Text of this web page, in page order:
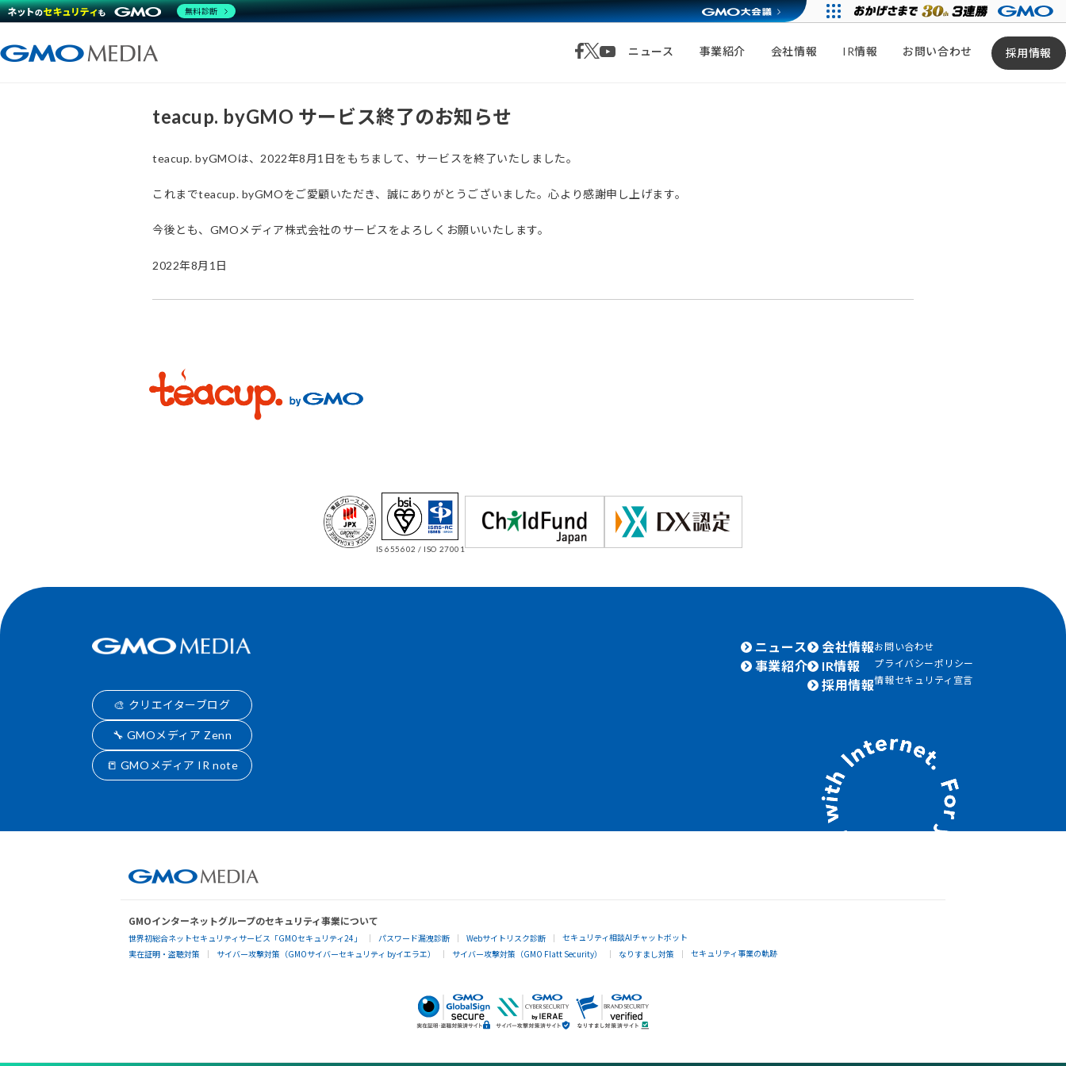
ニュース 事業紹介 会社情報 IR情報 お問い合わせ 採用情報
teacup. byGMO サービス終了のお知らせ
teacup. byGMOは、2022年8月1日をもちまして、サービスを終了いたしました。
これまでteacup. byGMOをご愛顧いただき、誠にありがとうございました。心より感謝申し上げます。
今後とも、GMOメディア株式会社のサービスをよろしくお願いいたします。
2022年8月1日
IS 655602 / ISO 27001
🎨 クリエイターブログ
🔧 GMOメディア Zenn
📒 GMOメディア IR note
ニュース
事業紹介
会社情報
IR情報
採用情報
お問い合わせ
プライバシーポリシー
情報セキュリティ宣言
GMOインターネットグループのセキュリティ事業について
世界初総合ネットセキュリティサービス「GMOセキュリティ24」 パスワード漏洩診断 Webサイトリスク診断
セキュリティ相談AIチャットボット
実在証明・盗聴対策
サイバー攻撃対策（GMOサイバーセキュリティ byイエラエ） サイバー攻撃対策（GMO Flatt Security） なりすまし対策 セキュリティ事業の軌跡
無料診断